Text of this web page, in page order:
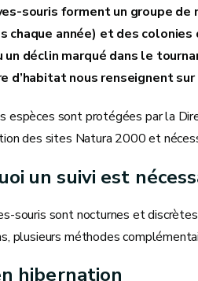
souris forment un groupe
chaque année) et des
un déclin marqué dans le
d’habitat nous renseignent
espèces sont protégées par la
des sites Natura 2000 et
un suivi est
souris sont nocturnes et
plusieurs méthodes
hibernation